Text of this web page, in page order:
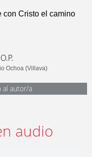
con Cristo el camino
Ochoa (Villava)
al autor/a
audio